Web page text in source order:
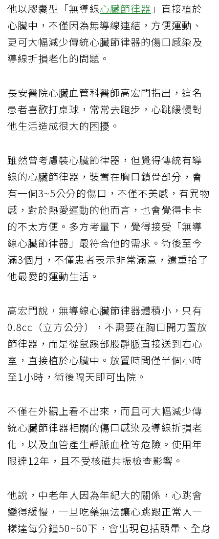
他以膠囊型「無導線心臟節律器 」直接植於
心臟中，不僅因為無導線連結，方便運動、
更可大幅減少傳統心臟節律器的傷口感染及
導線折損老化的問題。
長安醫院心臟血管科醫師高宏門指出，這名
患者喜歡打桌球，常常去跑步，心跳緩慢對
他生活造成很大的困擾。
雖然曾考慮裝心臟節律器，但覺得傳統有導
線的心臟節律器，裝置在胸口鎖骨部分，會
有一個3~5公分的傷口，不僅不美感，有異物
感，對於熱愛運動的他而言，也會覺得卡卡
的不太方便。多方考量下，覺得接受「無導
線心臟節律器」最符合他的需求。術後至今
滿3個月，不僅患者表示非常滿意，還重拾了
他最愛的運動生活。
高宏門說，無導線心臟節律器體積小，只有
0.8cc（立方公分），不需要在胸口開刀置放
節律器，而是從鼠蹊部股靜脈直接送到右心
室，直接植於心臟中。放置時間僅半個小時
至1小時，術後隔天即可出院。
不僅在外觀上看不出來，而且可大幅減少傳
統心臟節律器相關的傷口感染及導線折損老
化，以及血管產生靜脈血栓等危險。使用年
限達12年，且不受核磁共振檢查影響。
他說，中老年人因為年紀大的關係，心跳會
變得緩慢，一旦吃藥無法讓心跳跟正常人一
樣達每分鐘50~60下，會出現包括頭暈、全身